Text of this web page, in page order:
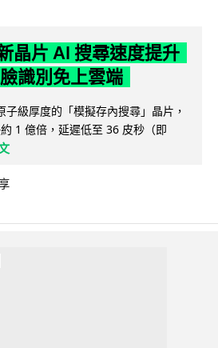
晶片 AI 搜尋速度提升
識別免上雲端
級厚度的「模擬存內搜尋」晶片，
1 億倍，延遲低至 36 皮秒（即